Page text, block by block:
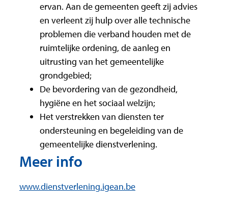
ervan. Aan de gemeenten geeft zij advies
en verleent zij hulp over alle technische
problemen die verband houden met de
ruimtelijke ordening, de aanleg en
uitrusting van het gemeentelijke
grondgebied;
De bevordering van de gezondheid,
hygiëne en het sociaal welzijn;
Het verstrekken van diensten ter
ondersteuning en begeleiding van de
gemeentelijke dienstverlening.
Meer info
www.dienstverlening.igean.be